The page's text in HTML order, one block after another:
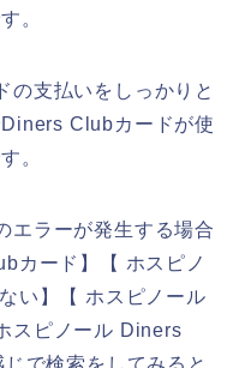
。
支払いをしっかりと
Clubカードが使
。
エラーが発生する場合
カード】【 ホスピノ
い】【 ホスピノール
スピノール Diners
で検索をしてみると